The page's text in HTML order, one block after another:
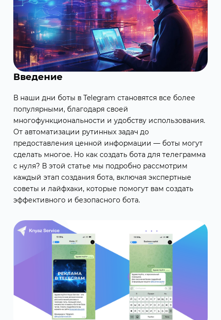
Введение
В наши дни боты в Telegram становятся все более
популярными, благодаря своей
многофункциональности и удобству использования.
От автоматизации рутинных задач до
предоставления ценной информации — боты могут
сделать многое. Но как создать бота для телеграмма
с нуля? В этой статье мы подробно рассмотрим
каждый этап создания бота, включая экспертные
советы и лайфхаки, которые помогут вам создать